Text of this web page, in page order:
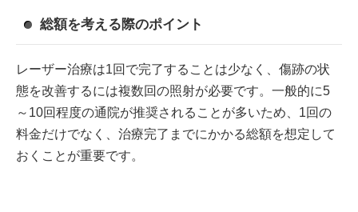
総額を考える際のポイント
レーザー治療は1回で完了することは少なく、傷跡の状
態を改善するには複数回の照射が必要です。一般的に5
～10回程度の通院が推奨されることが多いため、1回の
料金だけでなく、治療完了までにかかる総額を想定して
おくことが重要です。